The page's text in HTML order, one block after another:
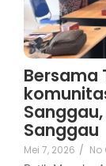
Bersama
Sanggau,
Sanggau
Mei 7, 2026 /